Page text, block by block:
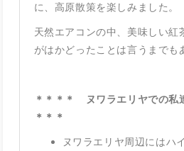
に、高原散策を楽しみました。
天然エアコンの中、美味しい紅
がはかどったことは言うまでも
＊＊＊＊ ヌワラエリヤでの私
＊＊＊
ヌワラエリヤ周辺にはハ